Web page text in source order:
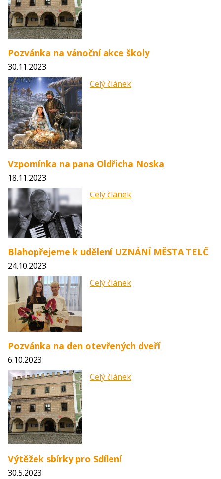
Pozvánka na vánoční akce školy
30.11.2023
Celý článek
Vzpomínka na pana Oldřicha Noska
18.11.2023
Celý článek
Blahopřejeme k udělení UZNÁNÍ MĚSTA TELČ
24.10.2023
Celý článek
Pozvánka na den otevřených dveří
6.10.2023
Celý článek
Výtěžek sbírky pro Sdílení
30.5.2023